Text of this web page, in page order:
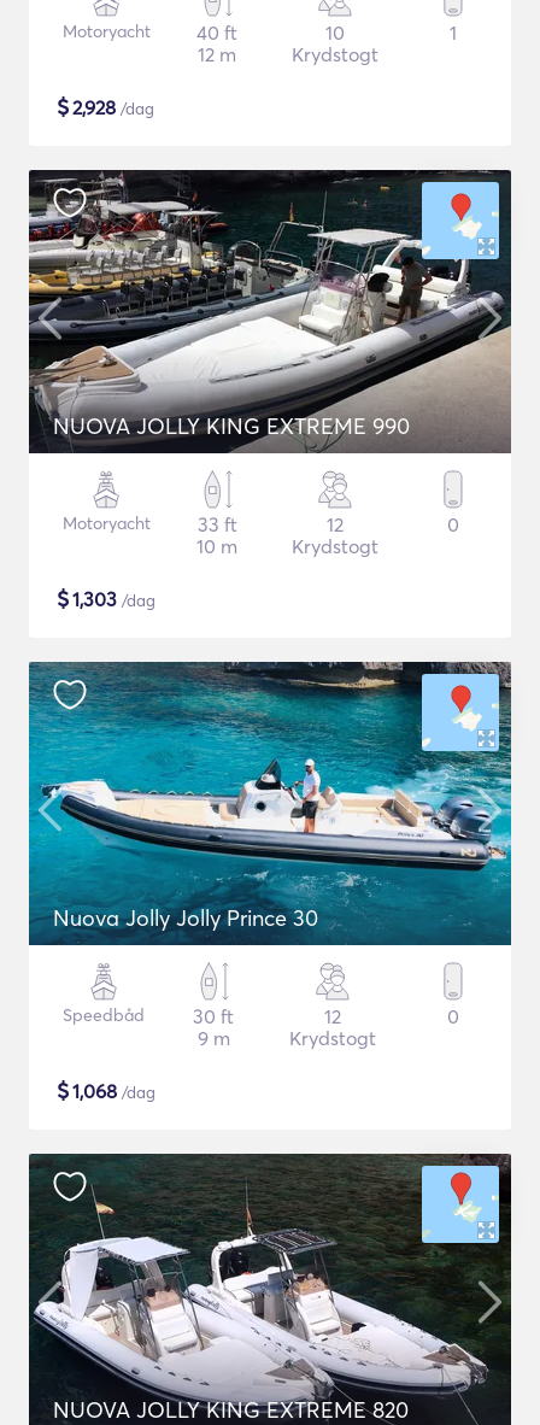
Motoryacht
40 ft
12 m
10
Krydstogt
1
$2,928 /dag
NUOVA JOLLY KING EXTREME 990
Motoryacht
33 ft
10 m
12
Krydstogt
0
$1,303 /dag
Nuova Jolly Jolly Prince 30
Speedbåd
30 ft
9 m
12
Krydstogt
0
$1,068 /dag
NUOVA JOLLY KING EXTREME 820